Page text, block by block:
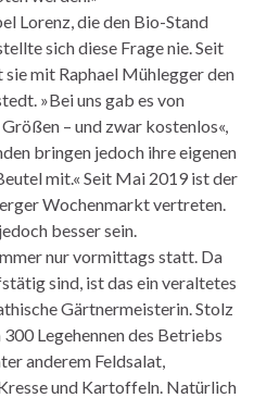
Lorenz, die den Bio-Stand
sich diese Frage nie. Seit
mit Raphael Mühlegger den
»Bei uns gab es von
– und zwar kostenlos«,
bringen jedoch ihre eigenen
mit.« Seit Mai 2019 ist der
Wochenmarkt vertreten.
besser sein.
nur vormittags statt. Da
sind, ist das ein veraltetes
Gärtnermeisterin. Stolz
Legehennen des Betriebs
anderem Feldsalat,
und Kartoffeln. Natürlich